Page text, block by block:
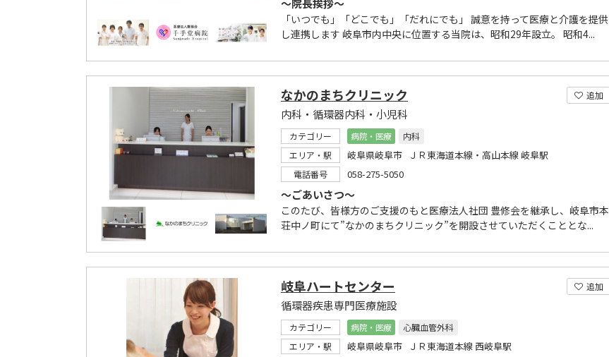
～院長挨拶～
「いつでも」「どこでも」「だれにでも」 誠意を持って医療と介護を提供
し連携します 岐阜市内中央に位置する当院は、昭和29年設立。 昭和4...
追加
なかのまちクリニック
内科・循環器内科・小児科
カテゴリー 病院・医療
内科
エリア・駅
岐阜県岐阜市 ＪＲ東海道本線・高山本線 岐阜駅
電話番号 058-275-5050
～ごあいさつ～
このたび、皆様方のご支援のもと医療法人社団 豊修会を継承し、岐阜市本
荘中ノ町にて”なかのまちクリニック”を開設させていただくこととな...
追加
岐阜ハートセンター
循環器疾患専門医療施設
カテゴリー 病院・医療
心臓血管外科
エリア・駅
岐阜県岐阜市 ＪＲ東海道本線 西岐阜駅